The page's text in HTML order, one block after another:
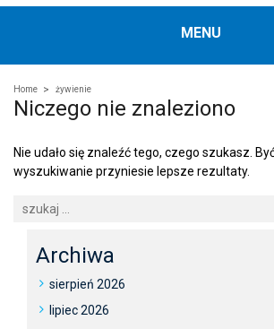
MENU
Home żywienie
Niczego nie znaleziono
Nie udało się znaleźć tego, czego szukasz.
wyszukiwanie przyniesie lepsze rezultaty.
Archiwa
sierpień 2026
lipiec 2026